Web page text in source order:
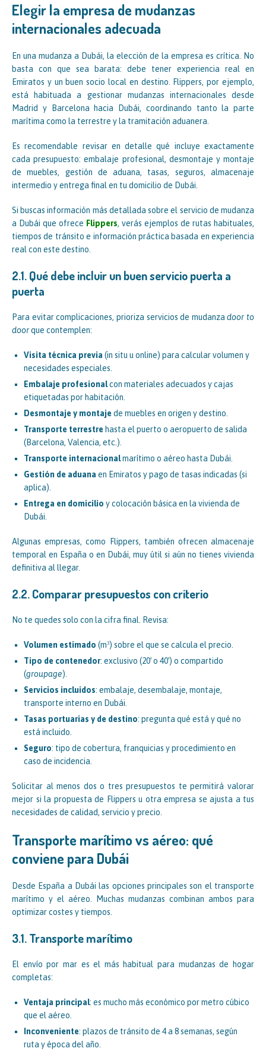
Elegir la empresa de mudanzas
internacionales adecuada
En una mudanza a Dubái, la elección de la empresa es crítica. No
basta con que sea barata: debe tener experiencia real en
Emiratos y un buen socio local en destino. Flippers, por ejemplo,
está habituada a gestionar mudanzas internacionales desde
Madrid y Barcelona hacia Dubái, coordinando tanto la parte
marítima como la terrestre y la tramitación aduanera.
Es recomendable revisar en detalle qué incluye exactamente
cada presupuesto: embalaje profesional, desmontaje y montaje
de muebles, gestión de aduana, tasas, seguros, almacenaje
intermedio y entrega final en tu domicilio de Dubái.
Si buscas información más detallada sobre el servicio de mudanza
a Dubái que ofrece Flippers, verás ejemplos de rutas habituales,
tiempos de tránsito e información práctica basada en experiencia
real con este destino.
2.1. Qué debe incluir un buen servicio puerta a
puerta
Para evitar complicaciones, prioriza servicios de mudanzadoor to
doorque contemplen:
Visita técnica previa (in situ u online) para calcular volumen y
necesidades especiales.
Embalaje profesionalcon materiales adecuados y cajas
etiquetadas por habitación.
Desmontaje y montajede muebles en origen y destino.
Transporte terrestre hasta el puerto o aeropuerto de salida
(Barcelona, Valencia, etc.).
Transporte internacionalmarítimo o aéreo hasta Dubái.
Gestión de aduana en Emiratos y pago de tasas indicadas (si
aplica).
Entrega en domicilio y colocación básica en la vivienda de
Dubái.
Algunas empresas, como Flippers, también ofrecen almacenaje
temporal en España o en Dubái, muy útil si aún no tienes vivienda
definitiva al llegar.
2.2. Comparar presupuestos con criterio
No te quedes solo con la cifra final. Revisa:
Volumen estimado (m³) sobre el que se calcula el precio.
Tipo de contenedor: exclusivo (20′ o 40′) o compartido
(groupage).
Servicios incluidos: embalaje, desembalaje, montaje,
transporte interno en Dubái.
Tasas portuarias y de destino: pregunta qué está y qué no
está incluido.
Seguro: tipo de cobertura, franquicias y procedimiento en
caso de incidencia.
Solicitar al menos dos o tres presupuestos te permitirá valorar
mejor si la propuesta de Flippers u otra empresa se ajusta a tus
necesidades de calidad, servicio y precio.
Transporte marítimo vs aéreo: qué
conviene para Dubái
Desde España a Dubái las opciones principales son el transporte
marítimo y el aéreo. Muchas mudanzas combinan ambos para
optimizar costes y tiempos.
3.1. Transporte marítimo
El envío por mar es el más habitual para mudanzas de hogar
completas:
Ventaja principal: es mucho más económico por metro cúbico
que el aéreo.
Inconveniente: plazos de tránsito de 4 a 8 semanas, según
ruta y época del año.